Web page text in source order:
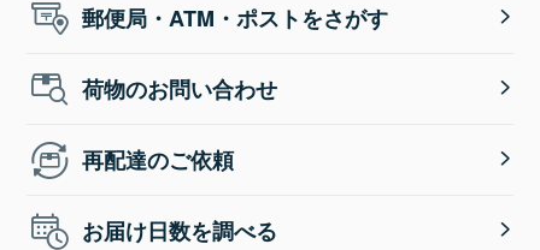
郵便局・ATM・ポストをさがす
荷物のお問い合わせ
再配達のご依頼
お届け日数を調べる